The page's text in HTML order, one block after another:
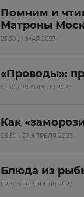
Помним и
Матроны
23:30 / 1 МАЯ 2023
«Проводы»:
01:30 / 28 АПРЕЛЯ 2023
Как
05:30 / 27 АПРЕЛЯ 2023
Блюда из
07:30 / 26 АПРЕЛЯ 2023